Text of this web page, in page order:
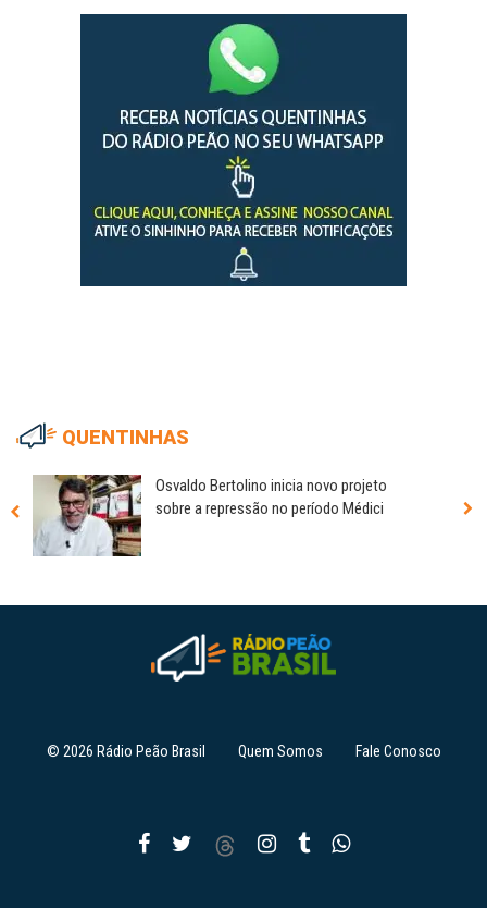
QUENTINHAS
Osvaldo Bertolino inicia novo projeto
sobre a repressão no período Médici
© 2026 Rádio Peão Brasil Quem Somos Fale Conosco